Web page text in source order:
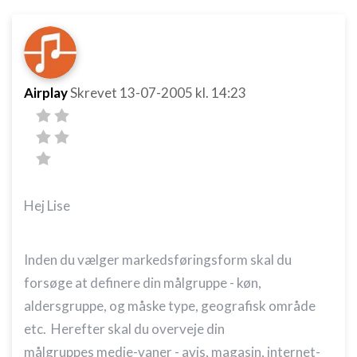
AirplaySkrevet 13-07-2005 kl. 14:23
Hej Lise
Inden du vælger markedsføringsform skal du
forsøge at definere din målgruppe - køn,
aldersgruppe, og måske type, geografisk område
etc. Herefter skal du overveje din
målgruppes medie-vaner - avis, magasin, internet-